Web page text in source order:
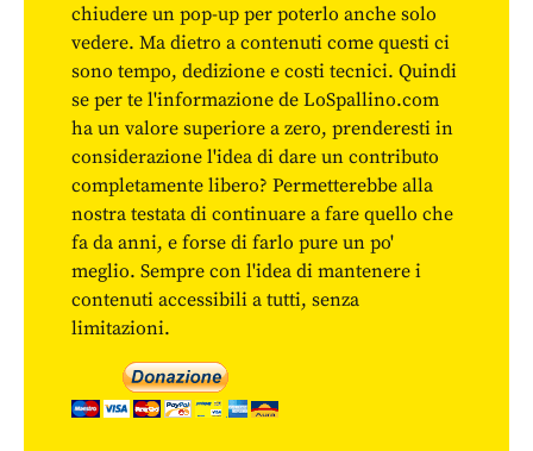
chiudere un pop-up per poterlo anche solo
vedere. Ma dietro a contenuti come questi ci
sono tempo, dedizione e costi tecnici. Quindi
se per te l'informazione de LoSpallino.com
ha un valore superiore a zero, prenderesti in
considerazione l'idea di dare un contributo
completamente libero? Permetterebbe alla
nostra testata di continuare a fare quello che
fa da anni, e forse di farlo pure un po'
meglio. Sempre con l'idea di mantenere i
contenuti accessibili a tutti, senza
limitazioni.